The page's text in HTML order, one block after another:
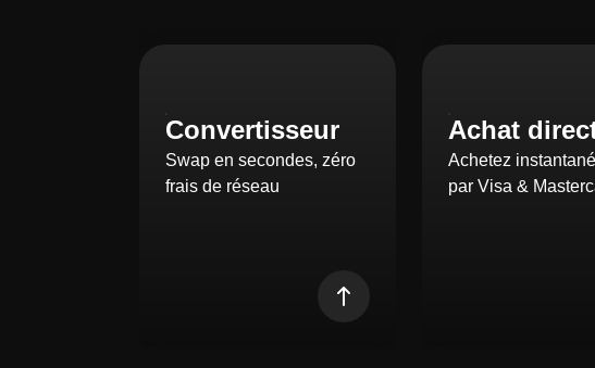
Convertisseur
Swap en secondes, zéro
frais de réseau
Achat
Achetez
par Visa &